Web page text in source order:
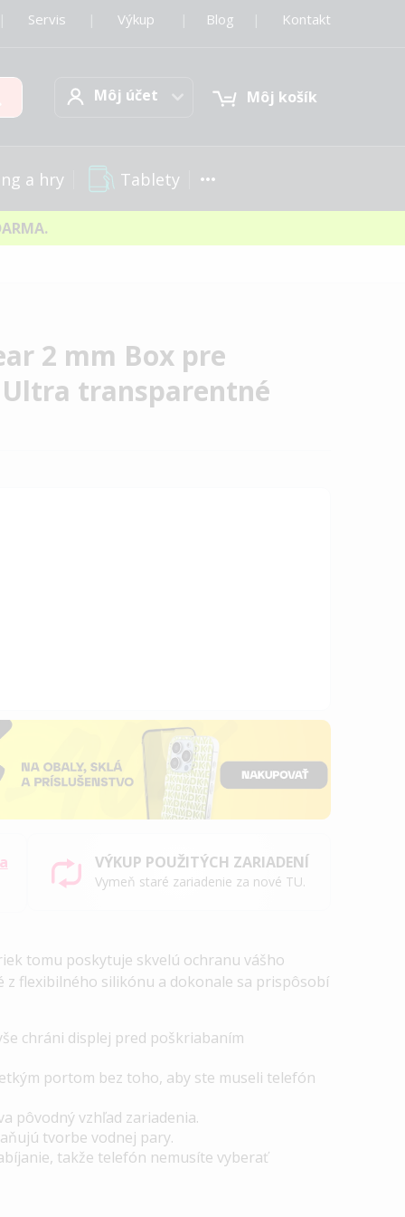
Servis Výkup Blog Kontakt
Môj účetMôj účet Môj košík
a hry Tablety
2 mm Box pre
Ultra transparentné
VÝKUP POUŽITÝCH ZARIADENÍ
Vymeň staré zariadenie za nové TU.
tomu poskytuje skvelú ochranu vášho
z flexibilného silikónu a dokonale sa prispôsobí
chráni displej pred poškriabaním
portom bez toho, aby ste museli telefón
pôvodný vzhľad zariadenia.
tvorbe vodnej pary.
takže telefón nemusíte vyberať